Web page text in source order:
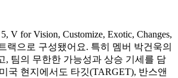
V for Vision, Customize, Exotic, Changes,
랙으로 구성됐어요. 특히 멤버 박건욱의
, 팀의 무한한 가능성과 상승 기세를 담
국 현지에서도 타깃(TARGET), 반스앤